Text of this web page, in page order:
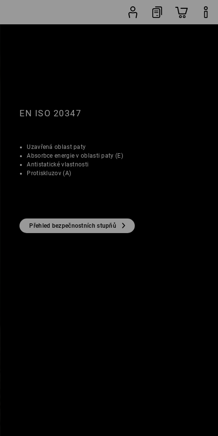
EN ISO 20347
Uzavřená oblast paty
Absorbce energie v oblasti paty (E)
Antistatické vlastnosti
Protiskluzov (A)
Přehled bezpečnostních stupňů